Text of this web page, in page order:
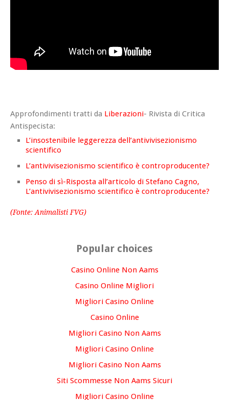
Approfondimenti tratti da Liberazioni- Rivista di Critica
Antispecista:
L’insostenibile leggerezza dell’antivivisezionismo
scientifico
L’antivivisezionismo scientifico è controproducente?
Penso di sì-Risposta all’articolo di Stefano Cagno,
L’antivivisezionismo scientifico è controproducente?
(Fonte: Animalisti FVG)
Popular choices
Casino Online Non Aams
Casino Online Migliori
Migliori Casino Online
Casino Online
Migliori Casino Non Aams
Migliori Casino Online
Migliori Casino Non Aams
Siti Scommesse Non Aams Sicuri
Migliori Casino Online